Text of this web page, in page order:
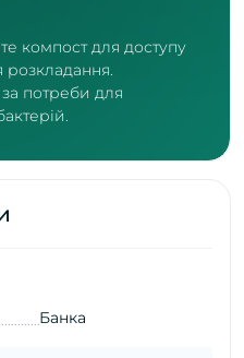
компост для доступу
потреби для
Банка